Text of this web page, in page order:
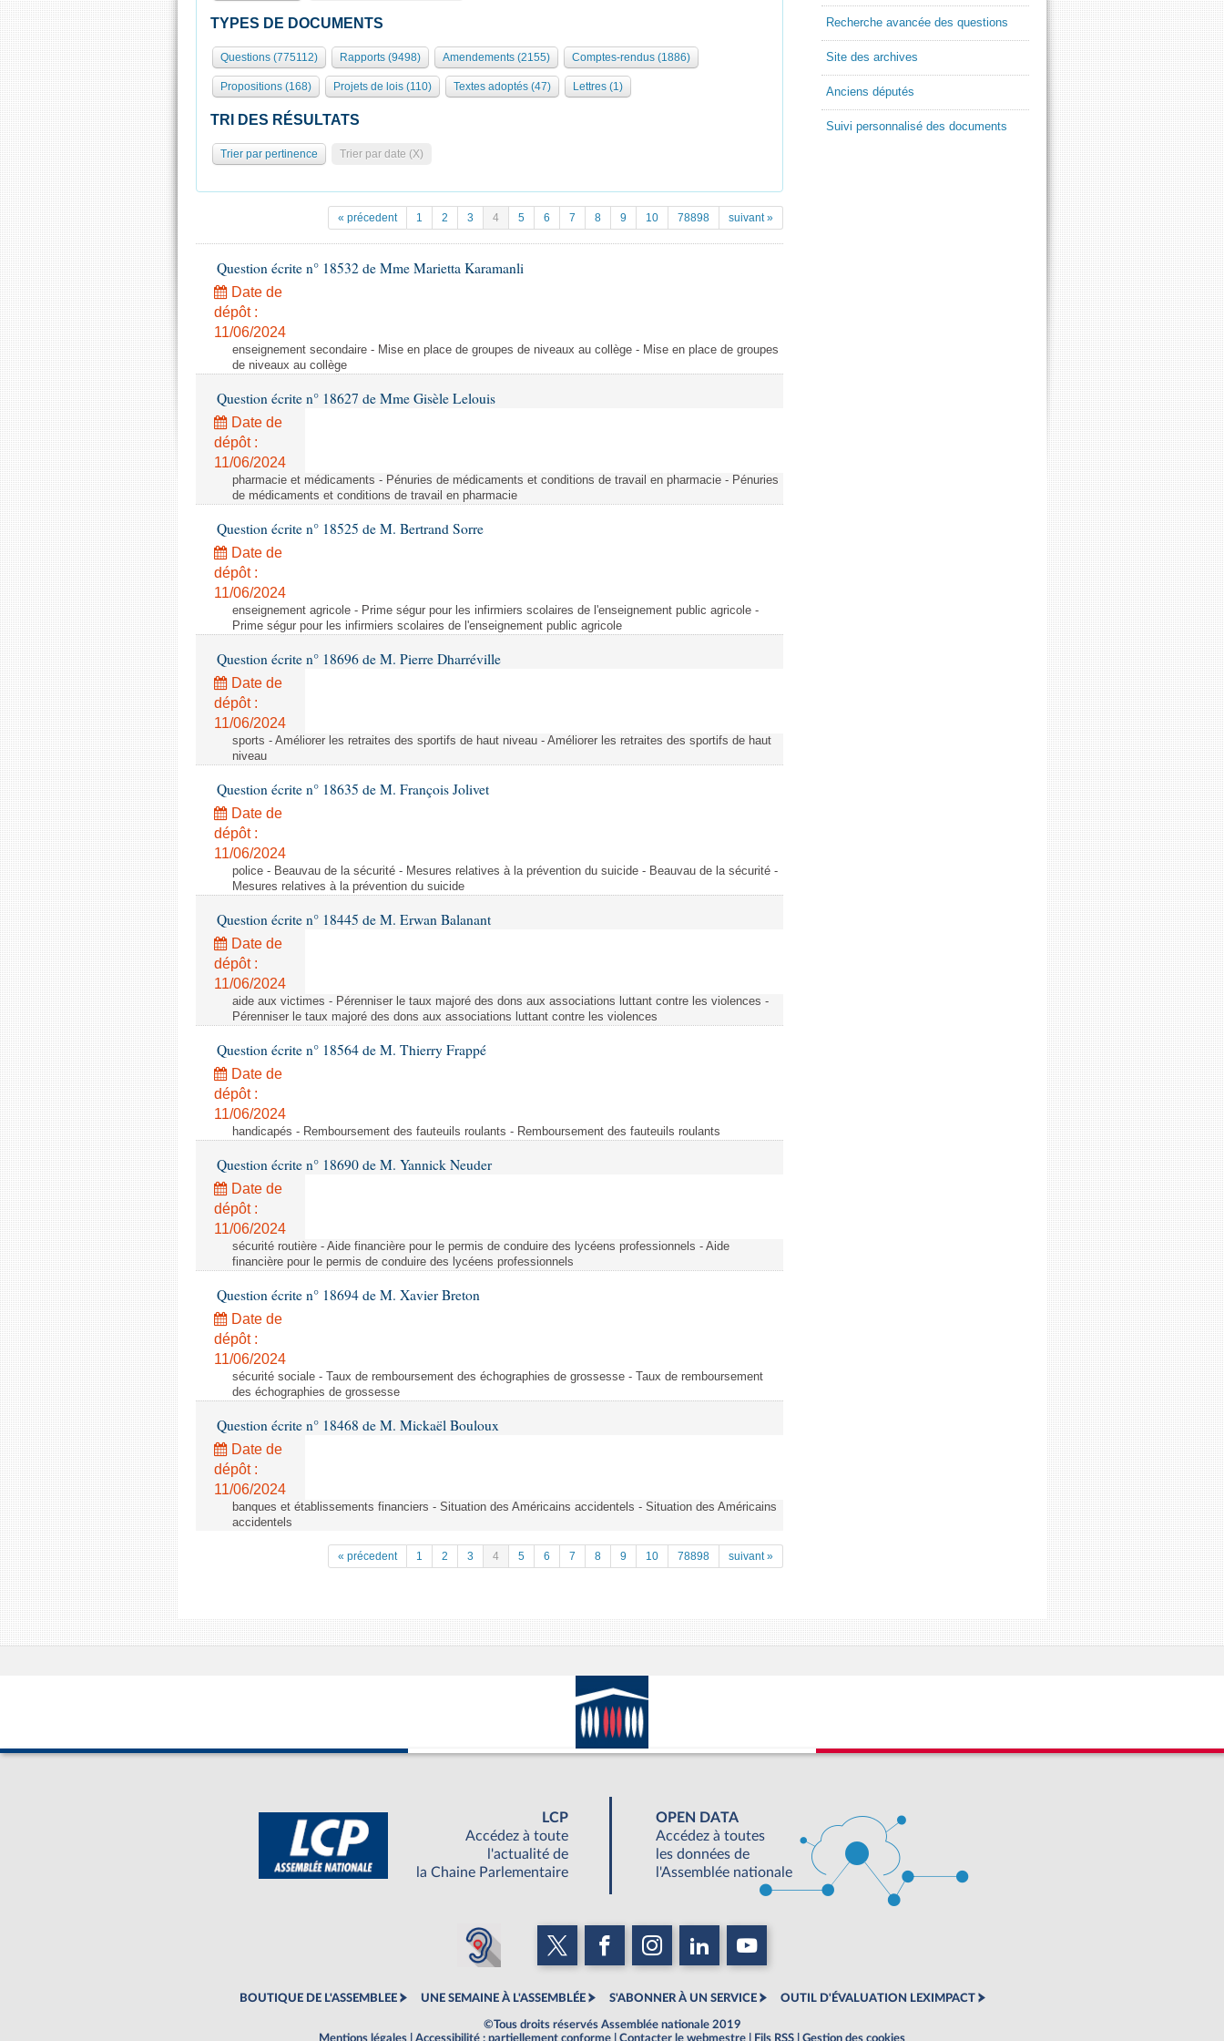
TYPES DE DOCUMENTS
Questions (775112) Rapports (9498) Amendements (2155) Comptes-rendus (1886)
Propositions (168) Projets de lois (110) Textes adoptés (47) Lettres (1)
TRI DES RÉSULTATS
Trier par pertinence Trier par date (X)
« précedent 1 2 3 4 5 6 7 8 9 10 78898 suivant »
Question écrite n° 18532 de Mme Marietta Karamanli
Date de
dépôt :
11/06/2024
enseignement secondaire - Mise en place de groupes de niveaux au collège - Mise en place de groupes
de niveaux au collège
Question écrite n° 18627 de Mme Gisèle Lelouis
Date de
dépôt :
11/06/2024
pharmacie et médicaments - Pénuries de médicaments et conditions de travail en pharmacie - Pénuries
de médicaments et conditions de travail en pharmacie
Question écrite n° 18525 de M. Bertrand Sorre
Date de
dépôt :
11/06/2024
enseignement agricole - Prime ségur pour les infirmiers scolaires de l'enseignement public agricole -
Prime ségur pour les infirmiers scolaires de l'enseignement public agricole
Question écrite n° 18696 de M. Pierre Dharréville
Date de
dépôt :
11/06/2024
sports - Améliorer les retraites des sportifs de haut niveau - Améliorer les retraites des sportifs de haut
niveau
Question écrite n° 18635 de M. François Jolivet
Date de
dépôt :
11/06/2024
police - Beauvau de la sécurité - Mesures relatives à la prévention du suicide - Beauvau de la sécurité -
Mesures relatives à la prévention du suicide
Question écrite n° 18445 de M. Erwan Balanant
Date de
dépôt :
11/06/2024
aide aux victimes - Pérenniser le taux majoré des dons aux associations luttant contre les violences -
Pérenniser le taux majoré des dons aux associations luttant contre les violences
Question écrite n° 18564 de M. Thierry Frappé
Date de
dépôt :
11/06/2024
handicapés - Remboursement des fauteuils roulants - Remboursement des fauteuils roulants
Question écrite n° 18690 de M. Yannick Neuder
Date de
dépôt :
11/06/2024
sécurité routière - Aide financière pour le permis de conduire des lycéens professionnels - Aide
financière pour le permis de conduire des lycéens professionnels
Question écrite n° 18694 de M. Xavier Breton
Date de
dépôt :
11/06/2024
sécurité sociale - Taux de remboursement des échographies de grossesse - Taux de remboursement
des échographies de grossesse
Question écrite n° 18468 de M. Mickaël Bouloux
Date de
dépôt :
11/06/2024
banques et établissements financiers - Situation des Américains accidentels - Situation des Américains
accidentels
« précedent 1 2 3 4 5 6 7 8 9 10 78898 suivant »
Recherche avancée des questions
Site des archives
Anciens députés
Suivi personnalisé des documents
LCP
Accédez à toute
l'actualité de
la Chaine Parlementaire
OPEN DATA
Accédez à toutes
les données de
l'Assemblée nationale
BOUTIQUE DE L'ASSEMBLEE UNE SEMAINE À L'ASSEMBLÉE S'ABONNER À UN SERVICE OUTIL D'ÉVALUATION LEXIMPACT
©Tous droits réservés Assemblée nationale 2019
Mentions légales
Accessibilité : partiellement conforme Contacter le webmestre Fils RSS Gestion des cookies